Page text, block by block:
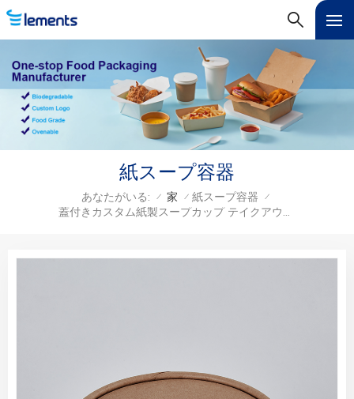
紙スープ容器
あなたがいる: / 家 / 紙スープ容器 /
蓋付きカスタム紙製スープカップ テイクアウト用温かい食品容器